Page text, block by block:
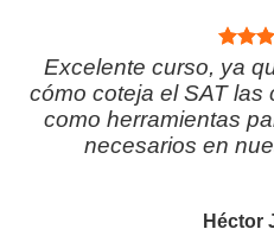
Excelente curso, ya
cómo coteja el SAT las
como herramientas
necesarios en
Héctor